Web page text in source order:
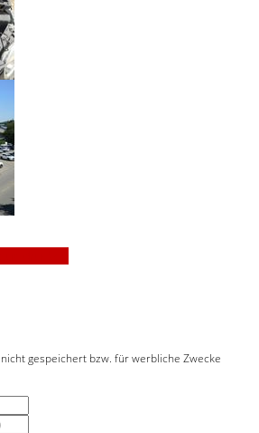
gespeichert bzw. für werbliche Zwecke